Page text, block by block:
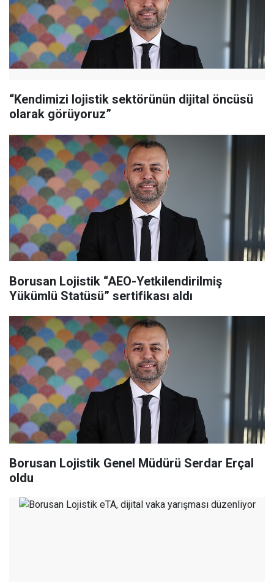
“Kendimizi lojistik sektörünün dijital öncüsü
olarak görüyoruz”
Borusan Lojistik “AEO-Yetkilendirilmiş
Yükümlü Statüsü” sertifikası aldı
Borusan Lojistik Genel Müdürü Serdar Erçal
oldu